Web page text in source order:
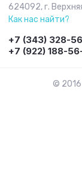
624092, г.
Как нас найти?
+7 (343) 328-
+7 (922) 188-
©